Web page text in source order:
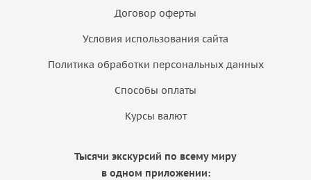
Договор оферты
Условия использования сайта
Политика обработки персональных данных
Способы оплаты
Курсы валют
Тысячи экскурсий по всему миру
в одном приложении: